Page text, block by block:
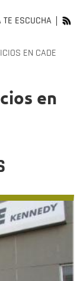
TE ESCUCHA
EN CADE
en